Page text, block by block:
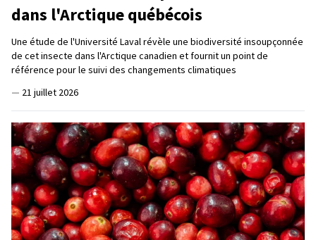
dans l'Arctique québécois
Une étude de l'Université Laval révèle une biodiversité insoupçonnée
de cet insecte dans l'Arctique canadien et fournit un point de
référence pour le suivi des changements climatiques
— 21 juillet 2026